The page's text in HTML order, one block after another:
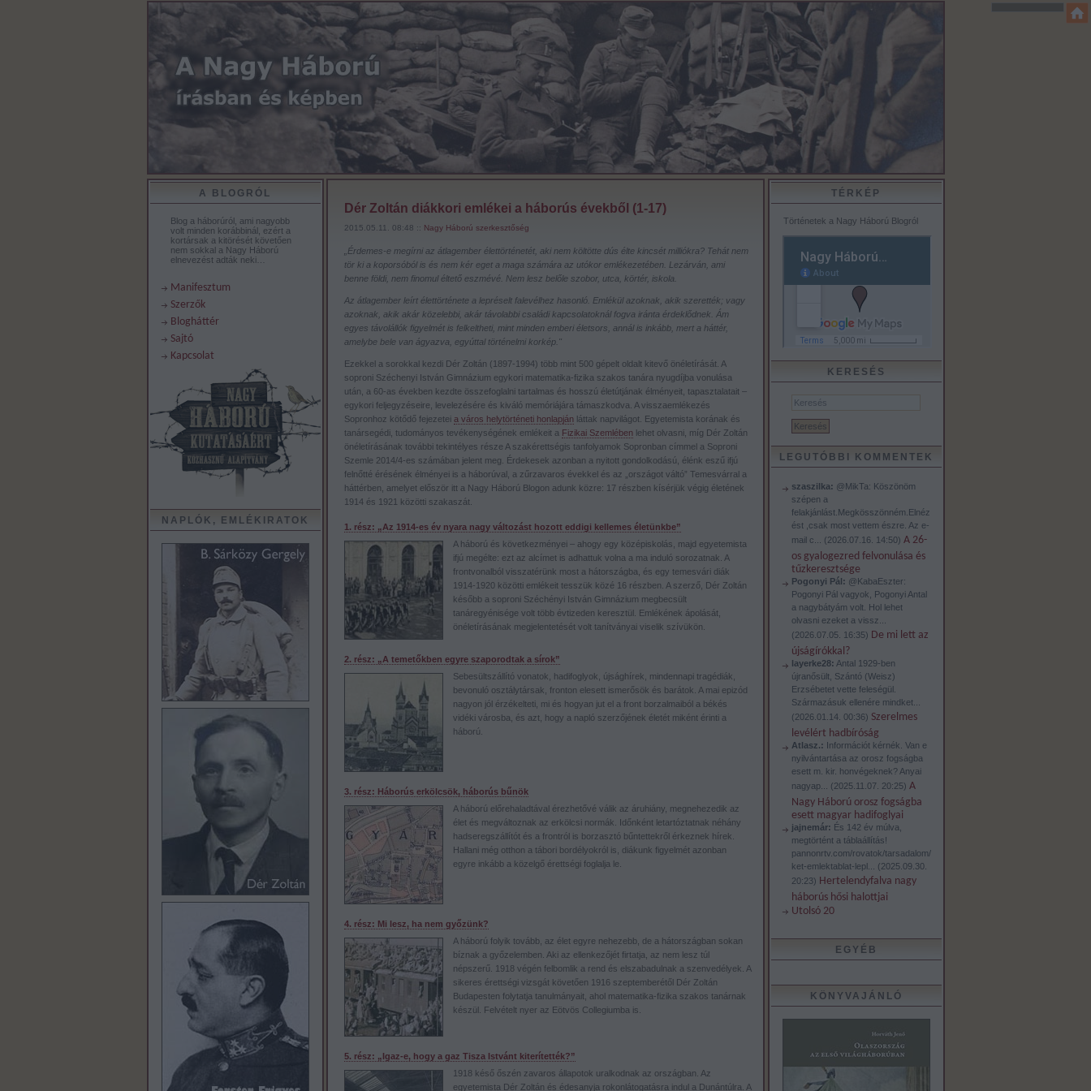
A BLOGRÓL
Blog a háborúról, ami nagyobb
volt minden korábbinál, ezért a
kortársak a kitörését követően
nem sokkal a Nagy Háború
elnevezést adták neki…
Manifesztum
Szerzők
Blogháttér
Sajtó
Kapcsolat
NAPLÓK, EMLÉKIRATOK
Dér Zoltán diákkori emlékei a háborús évekből (1-17)
2015.05.11. 08:48 :: Nagy Háború szerkesztőség
„Érdemes-e megírni az átlagember élettörténetét, aki nem költötte dús élte kincsét milliókra? Tehát nem
tör ki a koporsóból is és nem kér eget a maga számára az utókor emlékezetében. Lezárván, ami
benne földi, nem finomul éltető eszmévé. Nem lesz belőle szobor, utca, körtér, iskola.
Az átlagember leírt élettörténete a lepréselt falevélhez hasonló. Emlékül azoknak, akik szerették; vagy
azoknak, akik akár közelebbi, akár távolabbi családi kapcsolatoknál fogva iránta érdeklődnek. Ám
egyes távolállók figyelmét is felkeltheti, mint minden emberi életsors, annál is inkább, mert a háttér,
amelybe bele van ágyazva, egyúttal történelmi korkép."
Ezekkel a sorokkal kezdi Dér Zoltán (1897-1994) több mint 500 gépelt oldalt kitevő önéletírását. A
soproni Széchenyi István Gimnázium egykori matematika-fizika szakos tanára nyugdíjba vonulása
után, a 60-as években kezdte összefoglalni tartalmas és hosszú életútjának élményeit, tapasztalatait –
egykori feljegyzéseire, levelezésére és kiváló memóriájára támaszkodva. A visszaemlékezés
Sopronhoz kötődő fejezetei a város helytörténeti honlapjánláttak napvilágot. Egyetemista korának és
tanársegédi, tudományos tevékenységének emlékeit a Fizikai Szemlébenlehet olvasni, míg Dér Zoltán
önéletírásának további tekintélyes része A szakérettségis tanfolyamok Sopronban címmel a Soproni
Szemle 2014/4-es számában jelent meg. Érdekesek azonban a nyitott gondolkodású, élénk eszű ifjú
felnőtté érésének élményei is a háborúval, a zűrzavaros évekkel és az „országot váltó” Temesvárral a
háttérben, amelyet először itt a Nagy Háború Blogon adunk közre: 17 részben kísérjük végig életének
1914 és 1921 közötti szakaszát.
1. rész: „Az 1914-es év nyara nagy változást hozott eddigi kellemes életünkbe”
A háború és következményei – ahogy egy középiskolás, majd egyetemista
ifjú megélte: ezt az alcímet is adhattuk volna a ma induló sorozatnak. A
frontvonalból visszatérünk most a hátországba, és egy temesvári diák
1914-1920 közötti emlékeit tesszük közé 16 részben. A szerző, Dér Zoltán
később a soproni Széchényi István Gimnázium megbecsült
tanáregyénisége volt több évtizeden keresztül. Emlékének ápolását,
önéletírásának megjelentetését volt tanítványai viselik szívükön.
2. rész: „A temetőkben egyre szaporodtak a sírok”
Sebesültszállító vonatok, hadifoglyok, újsághírek, mindennapi tragédiák,
bevonuló osztálytársak, fronton elesett ismerősök és barátok. A mai epizód
nagyon jól érzékelteti, mi és hogyan jut el a front borzalmaiból a békés
vidéki városba, és azt, hogy a napló szerzőjének életét miként érinti a
háború.
3. rész: Háborús erkölcsök, háborús bűnök
A háború előrehaladtával érezhetővé válik az áruhiány, megnehezedik az
élet és megváltoznak az erkölcsi normák. Időnként letartóztatnak néhány
hadseregszállítót és a frontról is borzasztó bűntettekről érkeznek hírek.
Hallani még otthon a tábori bordélyokról is, diákunk figyelmét azonban
egyre inkább a közelgő érettségi foglalja le.
4. rész: Mi lesz, ha nem győzünk?
A háború folyik tovább, az élet egyre nehezebb, de a hátországban sokan
bíznak a győzelemben. Aki az ellenkezőjét firtatja, az nem lesz túl
népszerű. 1918 végén felbomlik a rend és elszabadulnak a szenvedélyek. A
sikeres érettségi vizsgát követően 1916 szeptemberétől Dér Zoltán
Budapesten folytatja tanulmányait, ahol matematika-fizika szakos tanárnak
készül. Felvételt nyer az Eötvös Collegiumba is.
5. rész: „Igaz-e, hogy a gaz Tisza Istvánt kiterítették?”
1918 késő őszén zavaros állapotok uralkodnak az országban. Az
egyetemista Dér Zoltán és édesanyja rokonlátogatásra indul a Dunántúlra. A
TÉRKÉP
Történetek a Nagy Háború Blogról
KERESÉS
LEGUTÓBBI KOMMENTEK
szaszilka: @MikTa: Köszönöm
szépen a
felakjánlást.Megkösszönném.Elnéz
ést ,csak most vettem észre. Az e-
mail c...
(2026.07.16. 14:50) A 26-
os gyalogezred felvonulása és
tűzkeresztsége
Pogonyi Pál: @KabaEszter:
Pogonyi Pál vagyok, Pogonyi Antal
a nagybátyám volt. Hol lehet
olvasni ezeket a vissz...
(2026.07.05. 16:35) De mi lett az
újságírókkal?
layerke28: Antal 1929-ben
újranősült, Szántó (Weisz)
Erzsébetet vette feleségül.
Származásuk ellenére mindket...
(2026.01.14. 00:36) Szerelmes
levélért hadbíróság
Atlasz.: Információt kérnék. Van e
nyilvántartása az orosz fogságba
esett m. kir. honvégeknek? Anyai
nagyap...
(2025.11.07. 20:25) A
Nagy Háború orosz fogságba
esett magyar hadifoglyai
jajnemár: És 142 év múlva,
megtörtént a táblaállítás!
pannonrtv.com/rovatok/tarsadalom/
ket-emlektablat-lepl...
(2025.09.30.
20:23) Hertelendyfalva nagy
háborús hősi halottjai
Utolsó 20
EGYÉB
KÖNYVAJÁNLÓ